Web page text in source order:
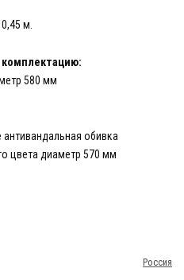
0,45 м.
комплектацию:
580 мм
обивка
цвета диаметр 570 мм
Россия